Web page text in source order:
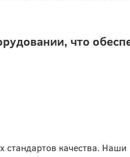
что
стандартов качества. Наши